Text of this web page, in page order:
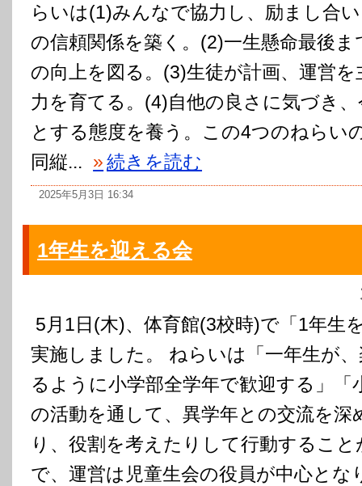
らいは(1)みんなで協力し、励まし合
の信頼関係を築く。(2)一生懸命最後
の向上を図る。(3)生徒が計画、運営
力を育てる。(4)自他の良さに気づき
とする態度を養う。この4つのねらい
同縦... »続きを読む
2025年5月3日 16:34
1年生を迎える会
5月1日(木)、体育館(3校時)で「1年生
実施しました。 ねらいは「一年生が
るように小学部全学年で歓迎する」「
の活動を通して、異学年との交流を深
り、役割を考えたりして行動するこ
で、運営は児童生会の役員が中心とな